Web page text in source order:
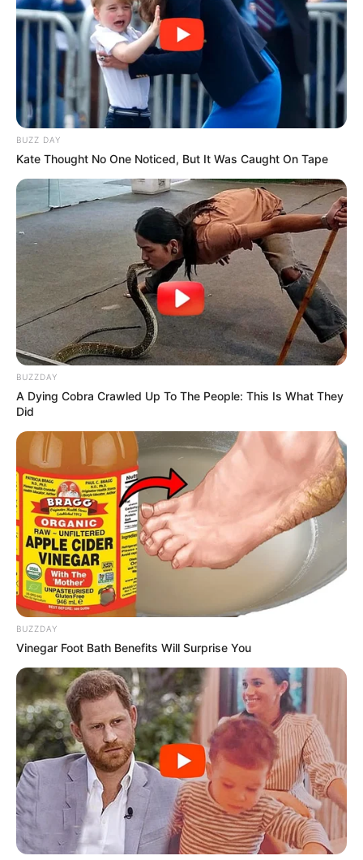
BUZZ DAY
Kate Thought No One Noticed, But It Was Caught On Tape
BUZZDAY
A Dying Cobra Crawled Up To The People: This Is What They
Did
BUZZDAY
Vinegar Foot Bath Benefits Will Surprise You